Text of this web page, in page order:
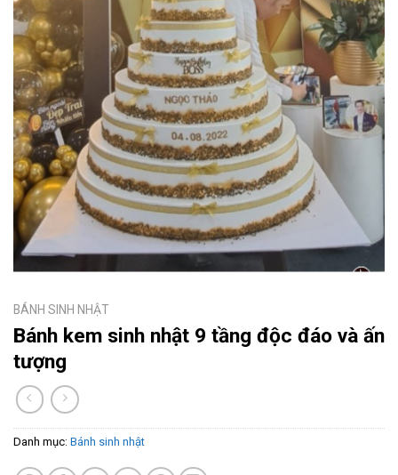
BÁNH SINH NHẬT
Bánh kem sinh nhật 9 tầng độc đáo và ấn
tượng
Danh mục: Bánh sinh nhật